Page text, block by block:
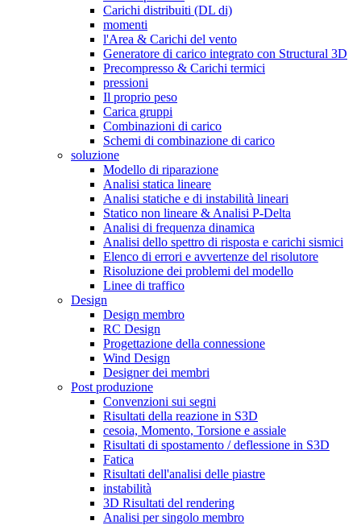
Carichi distribuiti (DL di)
momenti
l'Area & Carichi del vento
Generatore di carico integrato con Structural 3D
Precompresso & Carichi termici
pressioni
Il proprio peso
Carica gruppi
Combinazioni di carico
Schemi di combinazione di carico
soluzione
Modello di riparazione
Analisi statica lineare
Analisi statiche e di instabilità lineari
Statico non lineare & Analisi P-Delta
Analisi di frequenza dinamica
Analisi dello spettro di risposta e carichi sismici
Elenco di errori e avvertenze del risolutore
Risoluzione dei problemi del modello
Linee di traffico
Design
Design membro
RC Design
Progettazione della connessione
Wind Design
Designer dei membri
Post produzione
Convenzioni sui segni
Risultati della reazione in S3D
cesoia, Momento, Torsione e assiale
Risultati di spostamento / deflessione in S3D
Fatica
Risultati dell'analisi delle piastre
instabilità
3D Risultati del rendering
Analisi per singolo membro